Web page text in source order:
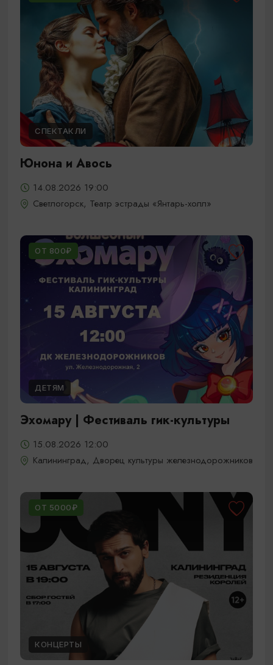
СПЕКТАКЛИ
Юнона и Авось
14.08.2026 19:00
Светлогорск, Театр эстрады «Янтарь-холл»
ОТ 800₽
ДЕТЯМ
Эхомару | Фестиваль гик-культуры
15.08.2026 12:00
Калининград, Дворец культуры железнодорожников
ОТ 5000₽
КОНЦЕРТЫ